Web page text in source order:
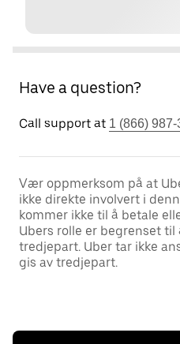
Have a question?
Call support at 1 (866)
Vær oppmerksom på at
ikke direkte involvert i
kommer ikke til å betale
Ubers rolle er begrenset
tredjepart. Uber tar ikke
gis av tredjepart.